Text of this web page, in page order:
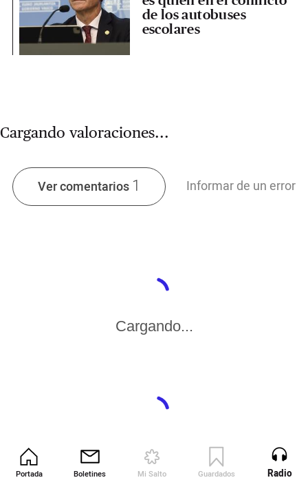
Portada Boletines Mi Salto Guardados Revista
de los autobuses
escolares
Cargando valoraciones...
Ver comentarios 1 Informar de un error
Cargando...
Radio